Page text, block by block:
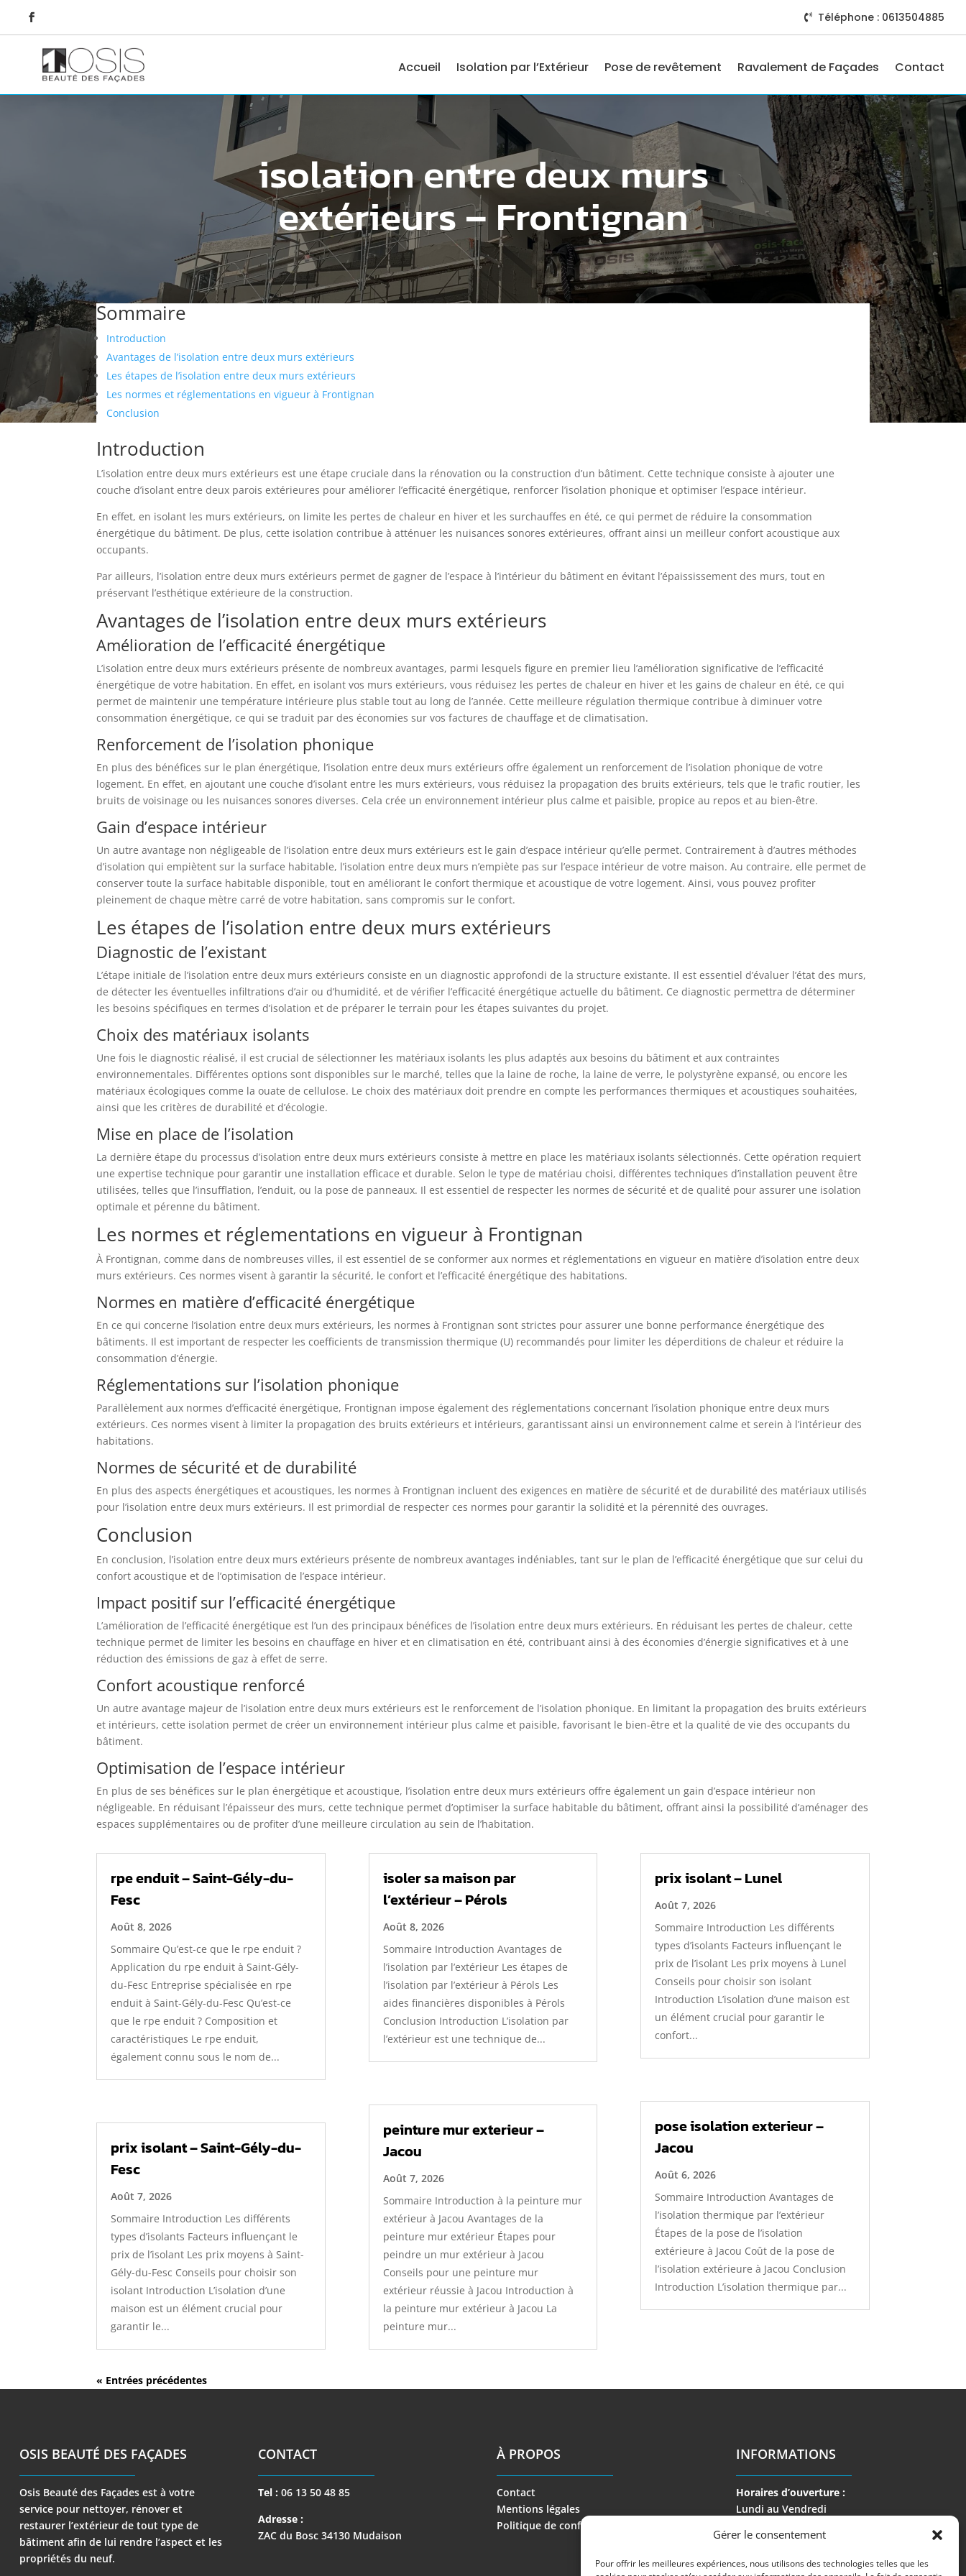
Gérer le consentement
Pour offrir les meilleures expériences, nous utilisons des technologies telles que les
 Téléphone : 0613504885
Accueil Isolation par l’Extérieur Pose de revêtement Ravalement de Façades Contact
isolation entre deux murs
extérieurs – Frontignan
Sommaire
Introduction
Avantages de l’isolation entre deux murs extérieurs
Les étapes de l’isolation entre deux murs extérieurs
Les normes et réglementations en vigueur à Frontignan
Conclusion
Introduction
L’isolation entre deux murs extérieurs est une étape cruciale dans la rénovation ou la construction d’un bâtiment. Cette technique consiste à ajouter une
couche d’isolant entre deux parois extérieures pour améliorer l’efficacité énergétique, renforcer l’isolation phonique et optimiser l’espace intérieur.
En effet, en isolant les murs extérieurs, on limite les pertes de chaleur en hiver et les surchauffes en été, ce qui permet de réduire la consommation
énergétique du bâtiment. De plus, cette isolation contribue à atténuer les nuisances sonores extérieures, offrant ainsi un meilleur confort acoustique aux
occupants.
Par ailleurs, l’isolation entre deux murs extérieurs permet de gagner de l’espace à l’intérieur du bâtiment en évitant l’épaississement des murs, tout en
préservant l’esthétique extérieure de la construction.
Avantages de l’isolation entre deux murs extérieurs
Amélioration de l’efficacité énergétique
L’isolation entre deux murs extérieurs présente de nombreux avantages, parmi lesquels figure en premier lieu l’amélioration significative de l’efficacité
énergétique de votre habitation. En effet, en isolant vos murs extérieurs, vous réduisez les pertes de chaleur en hiver et les gains de chaleur en été, ce qui
permet de maintenir une température intérieure plus stable tout au long de l’année. Cette meilleure régulation thermique contribue à diminuer votre
consommation énergétique, ce qui se traduit par des économies sur vos factures de chauffage et de climatisation.
Renforcement de l’isolation phonique
En plus des bénéfices sur le plan énergétique, l’isolation entre deux murs extérieurs offre également un renforcement de l’isolation phonique de votre
logement. En effet, en ajoutant une couche d’isolant entre les murs extérieurs, vous réduisez la propagation des bruits extérieurs, tels que le trafic routier, les
bruits de voisinage ou les nuisances sonores diverses. Cela crée un environnement intérieur plus calme et paisible, propice au repos et au bien-être.
Gain d’espace intérieur
Un autre avantage non négligeable de l’isolation entre deux murs extérieurs est le gain d’espace intérieur qu’elle permet. Contrairement à d’autres méthodes
d’isolation qui empiètent sur la surface habitable, l’isolation entre deux murs n’empiète pas sur l’espace intérieur de votre maison. Au contraire, elle permet de
conserver toute la surface habitable disponible, tout en améliorant le confort thermique et acoustique de votre logement. Ainsi, vous pouvez profiter
pleinement de chaque mètre carré de votre habitation, sans compromis sur le confort.
Les étapes de l’isolation entre deux murs extérieurs
Diagnostic de l’existant
L’étape initiale de l’isolation entre deux murs extérieurs consiste en un diagnostic approfondi de la structure existante. Il est essentiel d’évaluer l’état des murs,
de détecter les éventuelles infiltrations d’air ou d’humidité, et de vérifier l’efficacité énergétique actuelle du bâtiment. Ce diagnostic permettra de déterminer
les besoins spécifiques en termes d’isolation et de préparer le terrain pour les étapes suivantes du projet.
Choix des matériaux isolants
Une fois le diagnostic réalisé, il est crucial de sélectionner les matériaux isolants les plus adaptés aux besoins du bâtiment et aux contraintes
environnementales. Différentes options sont disponibles sur le marché, telles que la laine de roche, la laine de verre, le polystyrène expansé, ou encore les
matériaux écologiques comme la ouate de cellulose. Le choix des matériaux doit prendre en compte les performances thermiques et acoustiques souhaitées,
ainsi que les critères de durabilité et d’écologie.
Mise en place de l’isolation
La dernière étape du processus d’isolation entre deux murs extérieurs consiste à mettre en place les matériaux isolants sélectionnés. Cette opération requiert
une expertise technique pour garantir une installation efficace et durable. Selon le type de matériau choisi, différentes techniques d’installation peuvent être
utilisées, telles que l’insufflation, l’enduit, ou la pose de panneaux. Il est essentiel de respecter les normes de sécurité et de qualité pour assurer une isolation
optimale et pérenne du bâtiment.
Les normes et réglementations en vigueur à Frontignan
À Frontignan, comme dans de nombreuses villes, il est essentiel de se conformer aux normes et réglementations en vigueur en matière d’isolation entre deux
murs extérieurs. Ces normes visent à garantir la sécurité, le confort et l’efficacité énergétique des habitations.
Normes en matière d’efficacité énergétique
En ce qui concerne l’isolation entre deux murs extérieurs, les normes à Frontignan sont strictes pour assurer une bonne performance énergétique des
bâtiments. Il est important de respecter les coefficients de transmission thermique (U) recommandés pour limiter les déperditions de chaleur et réduire la
consommation d’énergie.
Réglementations sur l’isolation phonique
Parallèlement aux normes d’efficacité énergétique, Frontignan impose également des réglementations concernant l’isolation phonique entre deux murs
extérieurs. Ces normes visent à limiter la propagation des bruits extérieurs et intérieurs, garantissant ainsi un environnement calme et serein à l’intérieur des
habitations.
Normes de sécurité et de durabilité
En plus des aspects énergétiques et acoustiques, les normes à Frontignan incluent des exigences en matière de sécurité et de durabilité des matériaux utilisés
pour l’isolation entre deux murs extérieurs. Il est primordial de respecter ces normes pour garantir la solidité et la pérennité des ouvrages.
Conclusion
En conclusion, l’isolation entre deux murs extérieurs présente de nombreux avantages indéniables, tant sur le plan de l’efficacité énergétique que sur celui du
confort acoustique et de l’optimisation de l’espace intérieur.
Impact positif sur l’efficacité énergétique
L’amélioration de l’efficacité énergétique est l’un des principaux bénéfices de l’isolation entre deux murs extérieurs. En réduisant les pertes de chaleur, cette
technique permet de limiter les besoins en chauffage en hiver et en climatisation en été, contribuant ainsi à des économies d’énergie significatives et à une
réduction des émissions de gaz à effet de serre.
Confort acoustique renforcé
Un autre avantage majeur de l’isolation entre deux murs extérieurs est le renforcement de l’isolation phonique. En limitant la propagation des bruits extérieurs
et intérieurs, cette isolation permet de créer un environnement intérieur plus calme et paisible, favorisant le bien-être et la qualité de vie des occupants du
bâtiment.
Optimisation de l’espace intérieur
En plus de ses bénéfices sur le plan énergétique et acoustique, l’isolation entre deux murs extérieurs offre également un gain d’espace intérieur non
négligeable. En réduisant l’épaisseur des murs, cette technique permet d’optimiser la surface habitable du bâtiment, offrant ainsi la possibilité d’aménager des
espaces supplémentaires ou de profiter d’une meilleure circulation au sein de l’habitation.
rpe enduit – Saint-Gély-du-
Fesc
Août 8, 2026
Sommaire Qu’est-ce que le rpe enduit ?
Application du rpe enduit à Saint-Gély-
du-Fesc Entreprise spécialisée en rpe
enduit à Saint-Gély-du-Fesc Qu’est-ce
que le rpe enduit ? Composition et
caractéristiques Le rpe enduit,
également connu sous le nom de...
prix isolant – Saint-Gély-du-
Fesc
Août 7, 2026
Sommaire Introduction Les différents
types d’isolants Facteurs influençant le
prix de l’isolant Les prix moyens à Saint-
Gély-du-Fesc Conseils pour choisir son
isolant Introduction L’isolation d’une
maison est un élément crucial pour
garantir le...
isoler sa maison par
l’extérieur – Pérols
Août 8, 2026
Sommaire Introduction Avantages de
l’isolation par l’extérieur Les étapes de
l’isolation par l’extérieur à Pérols Les
aides financières disponibles à Pérols
Conclusion Introduction L’isolation par
l’extérieur est une technique de...
peinture mur exterieur –
Jacou
Août 7, 2026
Sommaire Introduction à la peinture mur
extérieur à Jacou Avantages de la
peinture mur extérieur Étapes pour
peindre un mur extérieur à Jacou
Conseils pour une peinture mur
extérieur réussie à Jacou Introduction à
la peinture mur extérieur à Jacou La
peinture mur...
prix isolant – Lunel
Août 7, 2026
Sommaire Introduction Les différents
types d’isolants Facteurs influençant le
prix de l’isolant Les prix moyens à Lunel
Conseils pour choisir son isolant
Introduction L’isolation d’une maison est
un élément crucial pour garantir le
confort...
pose isolation exterieur –
Jacou
Août 6, 2026
Sommaire Introduction Avantages de
l’isolation thermique par l’extérieur
Étapes de la pose de l’isolation
extérieure à Jacou Coût de la pose de
l’isolation extérieure à Jacou Conclusion
Introduction L’isolation thermique par...
« Entrées précédentes
OSIS BEAUTÉ DES FAÇADES
Osis Beauté des Façades est à votre
service pour nettoyer, rénover et
restaurer l’extérieur de tout type de
bâtiment afin de lui rendre l’aspect et les
propriétés du neuf.
CONTACT
Tel : 06 13 50 48 85
Adresse :
ZAC du Bosc 34130 Mudaison
À PROPOS
Contact
Mentions légales
Politique de confidentialité
INFORMATIONS
Horaires d’ouverture :
Lundi au Vendredi